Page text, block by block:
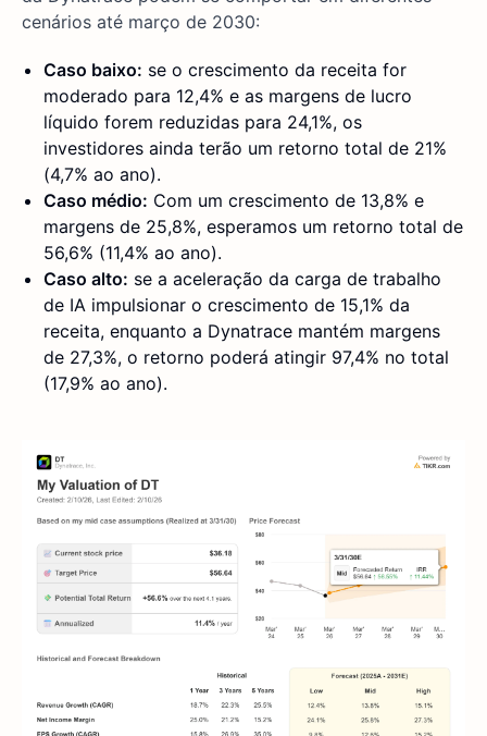
cenários até março de 2030:
Caso baixo: se o crescimento da receita for
moderado para 12,4% e as margens de lucro
líquido forem reduzidas para 24,1%, os
investidores ainda terão um retorno total de 21%
(4,7% ao ano).
Caso médio: Com um crescimento de 13,8% e
margens de 25,8%, esperamos um retorno total de
56,6% (11,4% ao ano).
Caso alto: se a aceleração da carga de trabalho
de IA impulsionar o crescimento de 15,1% da
receita, enquanto a Dynatrace mantém margens
de 27,3%, o retorno poderá atingir 97,4% no total
(17,9% ao ano).